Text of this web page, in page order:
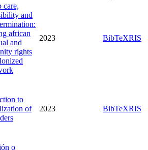
care,
and
african
and
rights
2023 BibTeXRIS
to
of
2023 BibTeXRIS
o